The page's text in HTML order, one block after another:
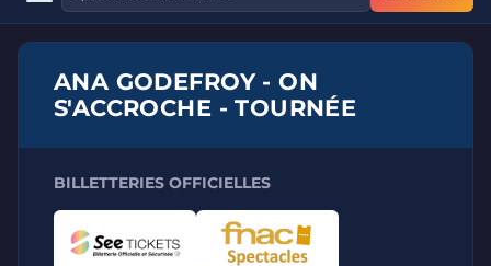
ANA GODEFROY - ON
S'ACCROCHE - TOURNÉE
BILLETTERIES OFFICIELLES